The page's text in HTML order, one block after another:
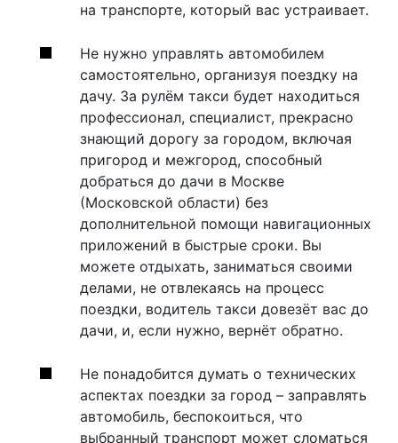
на транспорте, который вас устраивает.
Не нужно управлять автомобилем
самостоятельно, организуя поездку на
дачу. За рулём такси будет находиться
профессионал, специалист, прекрасно
знающий дорогу за городом, включая
пригород и межгород, способный
добраться до дачи в Москве
(Московской области) без
дополнительной помощи навигационных
приложений в быстрые сроки. Вы
можете отдыхать, заниматься своими
делами, не отвлекаясь на процесс
поездки, водитель такси довезёт вас до
дачи, и, если нужно, вернёт обратно.
Не понадобится думать о технических
аспектах поездки за город – заправлять
автомобиль, беспокоиться, что
выбранный транспорт может сломаться